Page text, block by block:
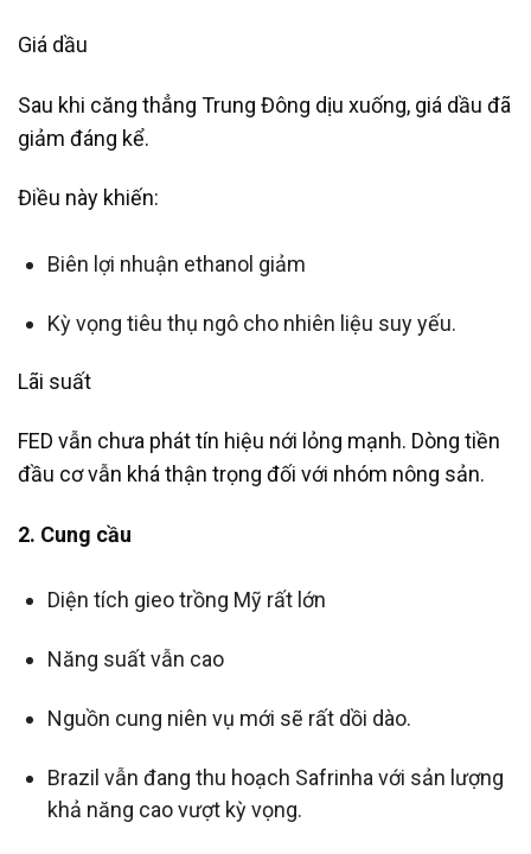
Giá dầu
Sau khi căng thẳng Trung Đông dịu xuống, giá dầu đã
giảm đáng kể.
Điều này khiến:
Biên lợi nhuận ethanol giảm
Kỳ vọng tiêu thụ ngô cho nhiên liệu suy yếu.
Lãi suất
FED vẫn chưa phát tín hiệu nới lỏng mạnh. Dòng tiền
đầu cơ vẫn khá thận trọng đối với nhóm nông sản.
2. Cung cầu
Diện tích gieo trồng Mỹ rất lớn
Năng suất vẫn cao
Nguồn cung niên vụ mới sẽ rất dồi dào.
Brazil vẫn đang thu hoạch Safrinha với sản lượng
khả năng cao vượt kỳ vọng.